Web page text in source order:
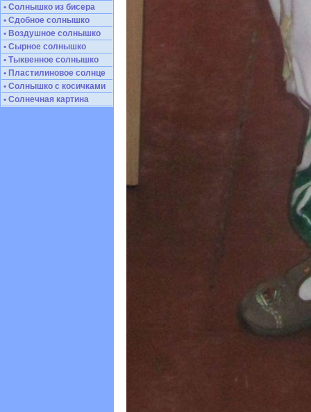
• Солнышко из бисера
• Сдобное солнышко
• Воздушное солнышко
• Сырное солнышко
• Тыквенное солнышко
• Пластилиновое солнце
• Солнышко с косичками
• Солнечная картина